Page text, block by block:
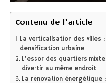
Contenu de l'article
La verticalisation des villes
densification urbaine
L’essor des quartiers
divertir au même endroit
La rénovation énergétique